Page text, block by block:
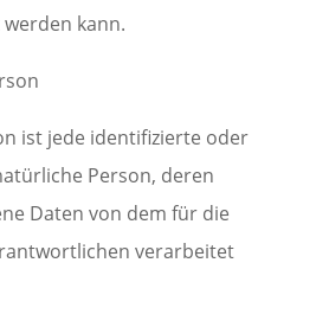
kann.
ist jede identifizierte oder
Person, deren
Daten von dem für die
verarbeitet